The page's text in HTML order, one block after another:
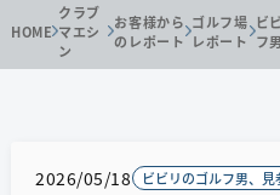
HOME
クラブ
マエシ
ン
お客様から
のレポート
ゴルフ場
レポート
ビ
フ
2026/05/18 ビビリのゴルフ男、見